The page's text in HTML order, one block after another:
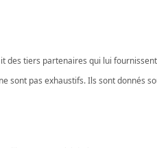
des tiers partenaires qui lui
sont pas exhaustifs. Ils sont donnés